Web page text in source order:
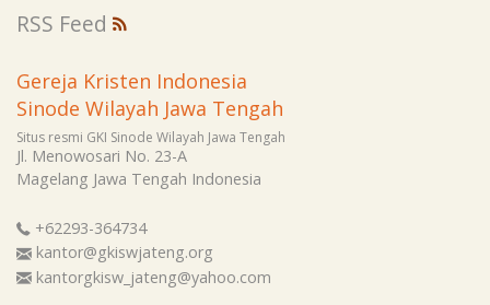
RSS Feed
Gereja Kristen Indonesia
Sinode Wilayah Jawa Tengah
Situs resmi GKI Sinode Wilayah Jawa Tengah
Jl. Menowosari No. 23-A
Magelang Jawa Tengah Indonesia
+62293-364734
kantor@gkiswjateng.org
kantorgkisw_jateng@yahoo.com